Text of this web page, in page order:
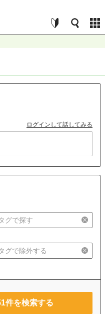
ログインして話してみる
件を検索する